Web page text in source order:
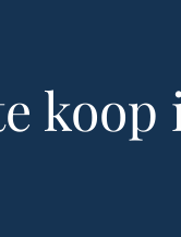
koop